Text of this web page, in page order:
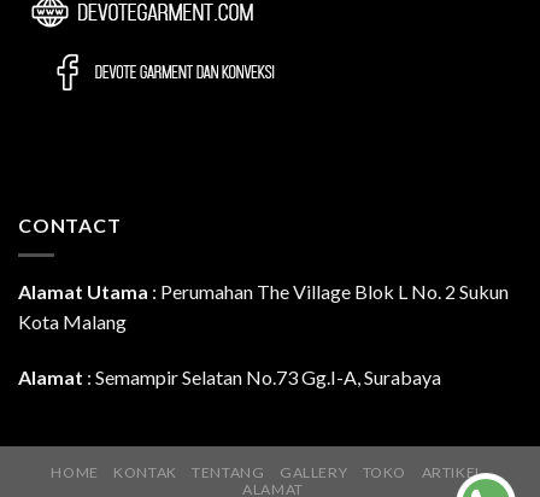
CONTACT
Alamat Utama : Perumahan The Village Blok L No. 2 Sukun
Kota Malang
Alamat : Semampir Selatan No.73 Gg.I-A, Surabaya
HOME KONTAK TENTANG GALLERY TOKO
ARTIKEL
ALAMAT